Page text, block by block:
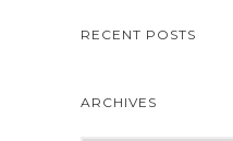
RECENT POSTS
ARCHIVES